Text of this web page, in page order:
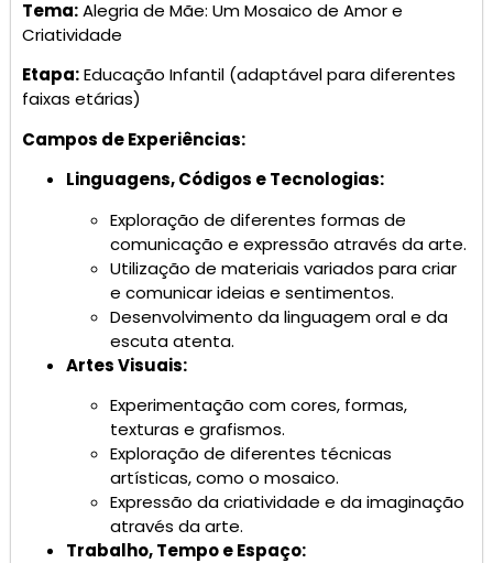
Tema:Alegria de Mãe: Um Mosaico de Amor e
Criatividade
Etapa:Educação Infantil (adaptável para diferentes
faixas etárias)
Campos de Experiências:
Linguagens, Códigos e Tecnologias:
Exploração de diferentes formas de
comunicação e expressão através da arte.
Utilização de materiais variados para criar
e comunicar ideias e sentimentos.
Desenvolvimento da linguagem oral e da
escuta atenta.
Artes Visuais:
Experimentação com cores, formas,
texturas e grafismos.
Exploração de diferentes técnicas
artísticas, como o mosaico.
Expressão da criatividade e da imaginação
através da arte.
Trabalho, Tempo e Espaço: